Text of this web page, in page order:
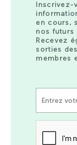
Inscrivez-
en cours,
nos futurs
Recevez
sorties
membres